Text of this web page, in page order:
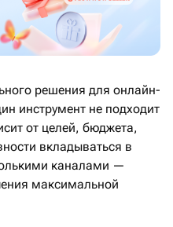
решения для онлайн-
инструмент не подходит
от целей, бюджета,
вкладываться в
каналами —
максимальной